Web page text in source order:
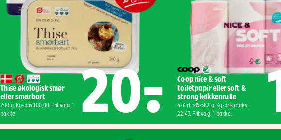
Thise økologisk smør
eller smørbart
200 g. Kg-pris 100,00. Frit valg. 1
pakke
20,-
Coop nice & soft
toiletpapir eller soft &
strong køkkenrulle
4-6 rl. 535-582 g. Kg-pris maks.
22,43. Frit valg. 1 pakke.